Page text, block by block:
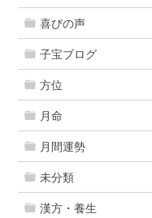
喜びの声
子宝ブログ
方位
月命
月間運勢
未分類
漢方・養生